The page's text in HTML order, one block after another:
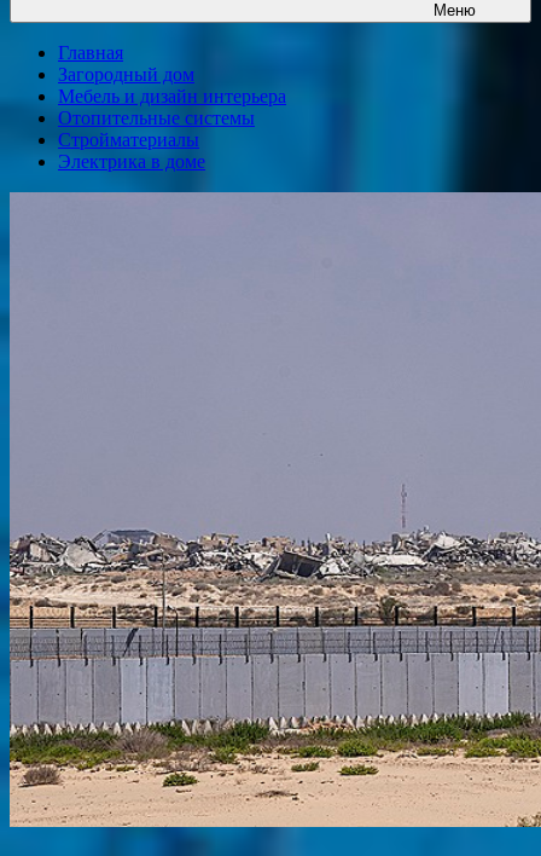
Меню
Главная
Загородный дом
Мебель и дизайн интерьера
Отопительные системы
Стройматериалы
Электрика в доме